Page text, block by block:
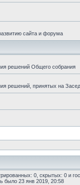
сайта и форума
решений Общего собрания
решений, принятых на
0, скрытых: 0 и
было 23 янв 2019, 20:58